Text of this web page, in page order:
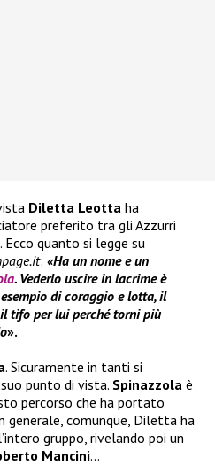
Diletta Leotta ha
preferito tra gli Azzurri
. Ecco quanto si legge su
: «Ha un nome e un
. Vederlo uscire in lacrime è
di coraggio e lotta, il
tifo per lui perché torni più
».
. Sicuramente in tanti si
punto di vista. Spinazzola è
percorso che ha portato
generale, comunque, Diletta ha
gruppo, rivelando poi un
Mancini…